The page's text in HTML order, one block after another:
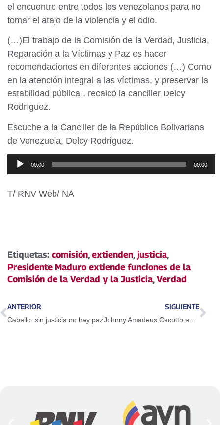
el encuentro entre todos los venezolanos para no
tomar el atajo de la violencia y el odio.
(…)El trabajo de la Comisión de la Verdad, Justicia,
Reparación a la Víctimas y Paz es hacer
recomendaciones en diferentes acciones (…) Como
en la atención integral a las víctimas, y preservar la
estabilidad pública”, recalcó la canciller Delcy
Rodríguez.
Escuche a la Canciller de la República Bolivariana
de Venezuela, Delcy Rodríguez.
Reproductor
de
00:00 00:00
T/ RNV Web/ NA
Etiquetas: comisión,extienden,justicia,
Presidente Maduro extiende funciones de la
Comisión de la Verdad y la Justicia,Verdad
ANTERIOR
Cabello: sin justicia no hay paz
SIGUIENTE
Johnny Amadeus Cecotto enfrenta cita clave en Mónaco